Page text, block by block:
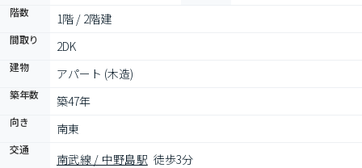
階数 1階 / 2階建
間取り 2DK
建物 アパート (木造)
築年数 築47年
向き 南東
交通
南武線 / 中野島駅 徒歩3分